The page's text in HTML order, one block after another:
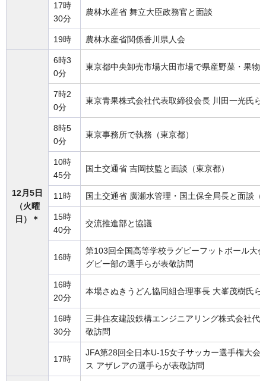
17時
30分
農林水産省 舞立大臣政務官と面談
19時 農林水産省関係香川県人会
12月5日
（火曜
日）＊
6時3
0分
東京都中央卸売市場大田市場で県産野菜・果物
7時2
0分
東京青果株式会社代表取締役会長 川田一光氏ら
8時5
0分
東京事務所で執務（東京都）
10時
45分
国土交通省 吉岡技監と面談（東京都）
11時 国土交通省 廣瀬水管理・国土保全局長と面談（
15時
40分
交流推進部と協議
16時
第103回全国高等学校ラグビーフットボール大
グビー部の選手らが表敬訪問
16時
20分
本場さぬきうどん協同組合理事長 大峯茂樹氏ら
16時
30分
三井住友建設鉄構エンジニアリング株式会社代
敬訪問
17時
JFA第28回全日本U-15女子サッカー選手権大会
ス アザレアの選手らが表敬訪問